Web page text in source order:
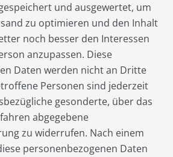
und ausgewertet, um
zu optimieren und den Inhalt
noch besser den Interessen
anzupassen. Diese
Daten werden nicht an Dritte
Personen sind jederzeit
gesonderte, über das
abgegebene
zu widerrufen. Nach einem
personenbezogenen Daten